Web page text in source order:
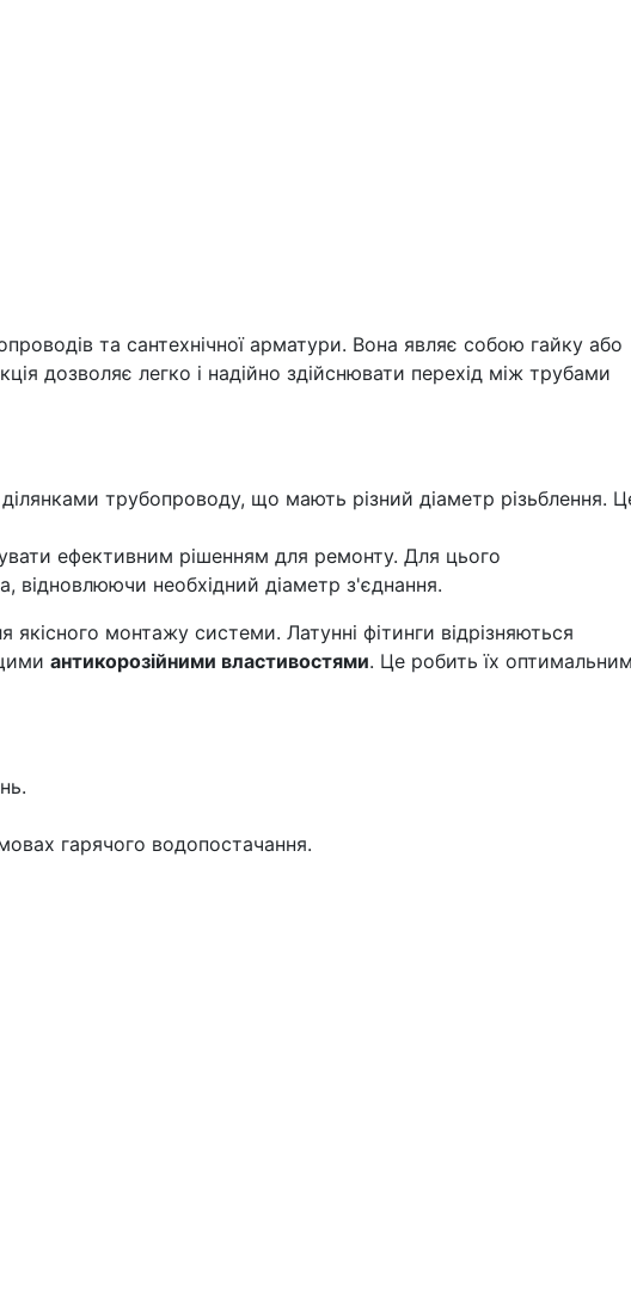
та сантехнічної арматури. Вона являє собою гайку або
дозволяє легко і надійно здійснювати перехід між трубами
трубопроводу, що мають різний діаметр різьблення.
ефективним рішенням для ремонту. Для цього
відновлюючи необхідний діаметр з'єднання.
монтажу системи. Латунні фітинги відрізняються
антикорозійними властивостями. Це робить їх
гарячого водопостачання.